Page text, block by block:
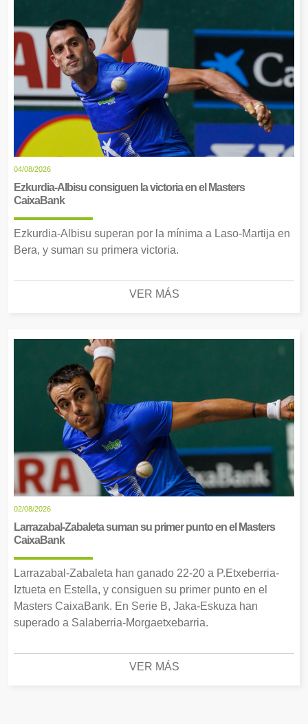
04/08/2026
Ezkurdia-Albisu consiguen la victoria en el Masters
CaixaBank
Ezkurdia-Albisu superan por la mínima a Laso-Martija en
Bera, y suman su primera victoria.
VER MÁS
02/08/2026
Larrazabal-Zabaleta suman su primer punto en el Masters
CaixaBank
Larrazabal-Zabaleta han ganado 22-20 a P.Etxeberria-
Iztueta en Estella, y consiguen su primer punto en el
Masters CaixaBank. En Serie B, Jaka-Eskuza han
superado a Salaberria-Morgaetxebarria.
VER MÁS